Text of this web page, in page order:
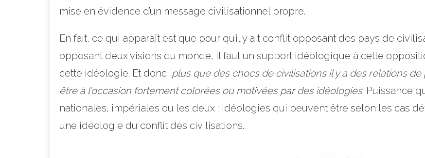
mise en évidence d’un message civilisationnel propre.
En fait, ce qui apparaît est que pour qu’il y ait conflit opposant des pays de
opposant deux visions du monde, il faut un support idéologique à cette
cette idéologie. Et donc, plus que des chocs de civilisations il y a des relations
être à l’occasion fortement colorées ou motivées par des idéologies. Puissance
nationales, impériales ou les deux ; idéologies qui peuvent être selon les cas
une idéologie du conflit des civilisations.